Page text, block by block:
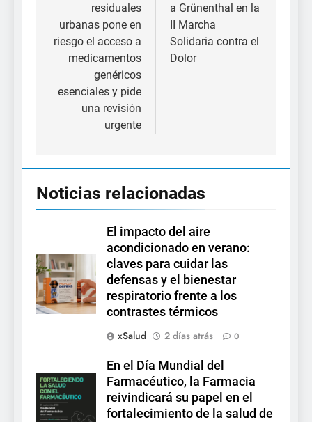
residuales
urbanas pone en
riesgo el acceso a
medicamentos
genéricos
esenciales y pide
una revisión
urgente
a Grünenthal en la
II Marcha
Solidaria contra el
Dolor
Noticias relacionadas
El impacto del aire
acondicionado en verano:
claves para cuidar las
defensas y el bienestar
respiratorio frente a los
contrastes térmicos
xSalud
2 días atrás 0
En el Día Mundial del
Farmacéutico, la Farmacia
reivindicará su papel en el
fortalecimiento de la salud de